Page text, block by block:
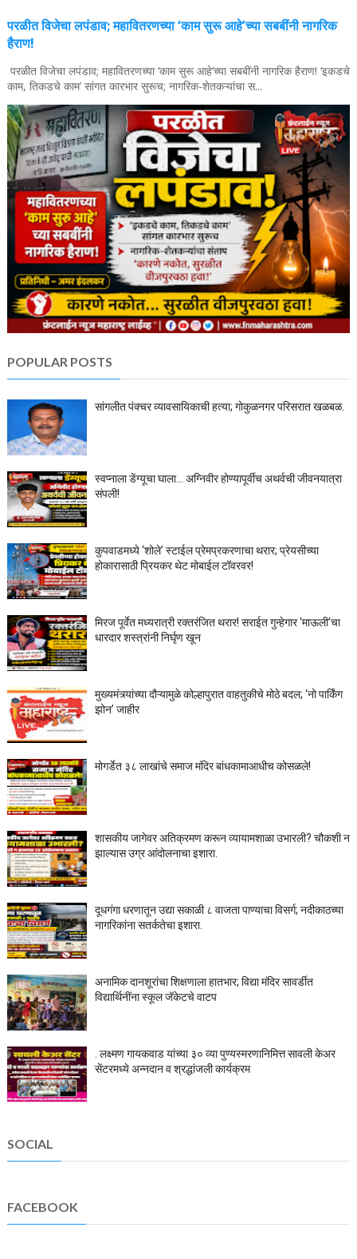
परळीत विजेचा लपंडाव; महावितरणच्या ‘काम सुरू आहे’च्या सबबींनी नागरिक
हैराण!
परळीत विजेचा लपंडाव; महावितरणच्या ‘काम सुरू आहे’च्या सबबींनी नागरिक हैराण! ‘इकडचे
काम, तिकडचे काम’ सांगत कारभार सुरूच; नागरिक-शेतकऱ्यांचा स...
POPULAR POSTS
सांगलीत पंक्चर व्यावसायिकाची हत्या; गोकुळनगर परिसरात खळबळ.
स्वप्नाला डेंग्यूचा घाला… अग्निवीर होण्यापूर्वीच अथर्वची जीवनयात्रा
संपली!
कुपवाडमध्ये ‘शोले’ स्टाईल प्रेमप्रकरणाचा थरार; प्रेयसीच्या
होकारासाठी प्रियकर थेट मोबाईल टॉवरवर!
मिरज पूर्वेत मध्यरात्री रक्तरंजित थरार! सराईत गुन्हेगार ‘माऊली’चा
धारदार शस्त्रांनी निर्घृण खून
मुख्यमंत्र्यांच्या दौऱ्यामुळे कोल्हापुरात वाहतुकीचे मोठे बदल; ‘नो पार्किंग
झोन’ जाहीर
मोगर्डेत ३८ लाखांचे समाज मंदिर बांधकामाआधीच कोसळले!
शासकीय जागेवर अतिक्रमण करून व्यायामशाळा उभारली? चौकशी न
झाल्यास उग्र आंदोलनाचा इशारा.
दूधगंगा धरणातून उद्या सकाळी ८ वाजता पाण्याचा विसर्ग; नदीकाठच्या
नागरिकांना सतर्कतेचा इशारा.
अनामिक दानशूरांचा शिक्षणाला हातभार; विद्या मंदिर सावर्डीत
विद्यार्थिनींना स्कूल जॅकेटचे वाटप
. लक्ष्मण गायकवाड यांच्या ३० व्या पुण्यस्मरणानिमित्त सावली केअर
सेंटरमध्ये अन्नदान व श्रद्धांजली कार्यक्रम
SOCIAL
FACEBOOK